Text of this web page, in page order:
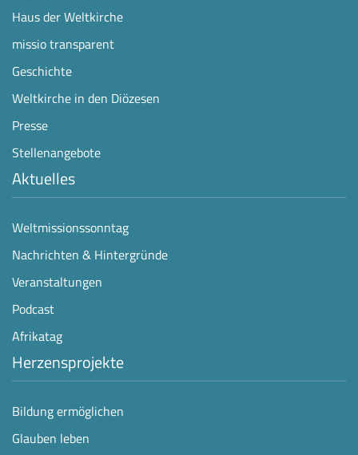
Haus der Weltkirche
missio transparent
Geschichte
Weltkirche in den Diözesen
Presse
Stellenangebote
Aktuelles
Weltmissionssonntag
Nachrichten & Hintergründe
Veranstaltungen
Podcast
Afrikatag
Herzensprojekte
Bildung ermöglichen
Glauben leben